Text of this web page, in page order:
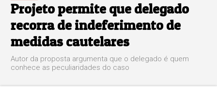
Projeto permite que delegado
recorra de indeferimento de
medidas cautelares
Autor da proposta argumenta que o delegado é quem
conhece as peculiaridades do caso